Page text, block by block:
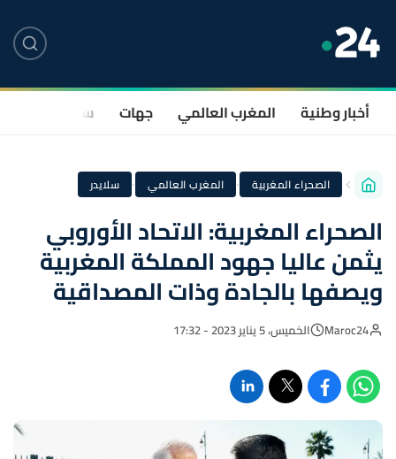
أخبار وطنية المغرب العالمي جهات سياسة
الصحراء المغربية · المغرب العالمي · سلايدر
الصحراء المغربية: الاتحاد الأوروبي
يثمن عاليا جهود المملكة المغربية
ويصفها بالجادة وذات المصداقية
Maroc24 الخميس، 5 يناير 2023 - 17:32